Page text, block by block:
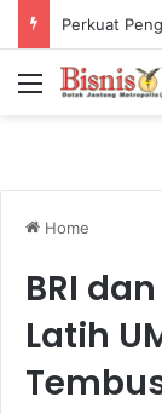
Menu
Home
BRI
Latih